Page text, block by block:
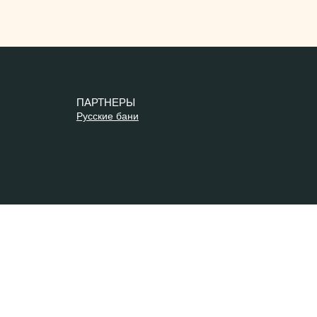
ПАРТНЕРЫ
Русские бани